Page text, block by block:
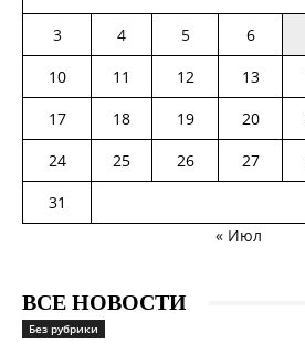
3
4 5 6
10
11 12 13
17
18 19 20
24
25 26 27
31
« Июл
ВСЕ НОВОСТИ
Без рубрики